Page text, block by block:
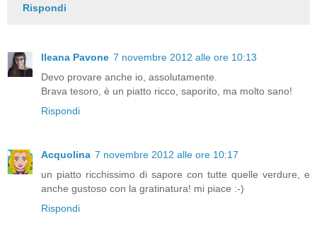
Rispondi
Ileana Pavone 7 novembre 2012 alle ore 10:13
Devo provare anche io, assolutamente.
Brava tesoro, è un piatto ricco, saporito, ma molto sano!
Rispondi
Acquolina 7 novembre 2012 alle ore 10:17
un piatto ricchissimo di sapore con tutte quelle verdure, e
anche gustoso con la gratinatura! mi piace :-)
Rispondi